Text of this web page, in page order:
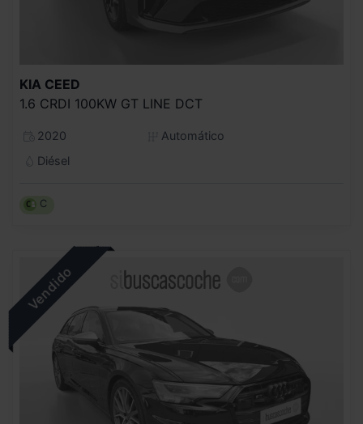
KIA CEED
1.6 CRDI 100KW GT LINE DCT
2020
Automático
Diésel
C